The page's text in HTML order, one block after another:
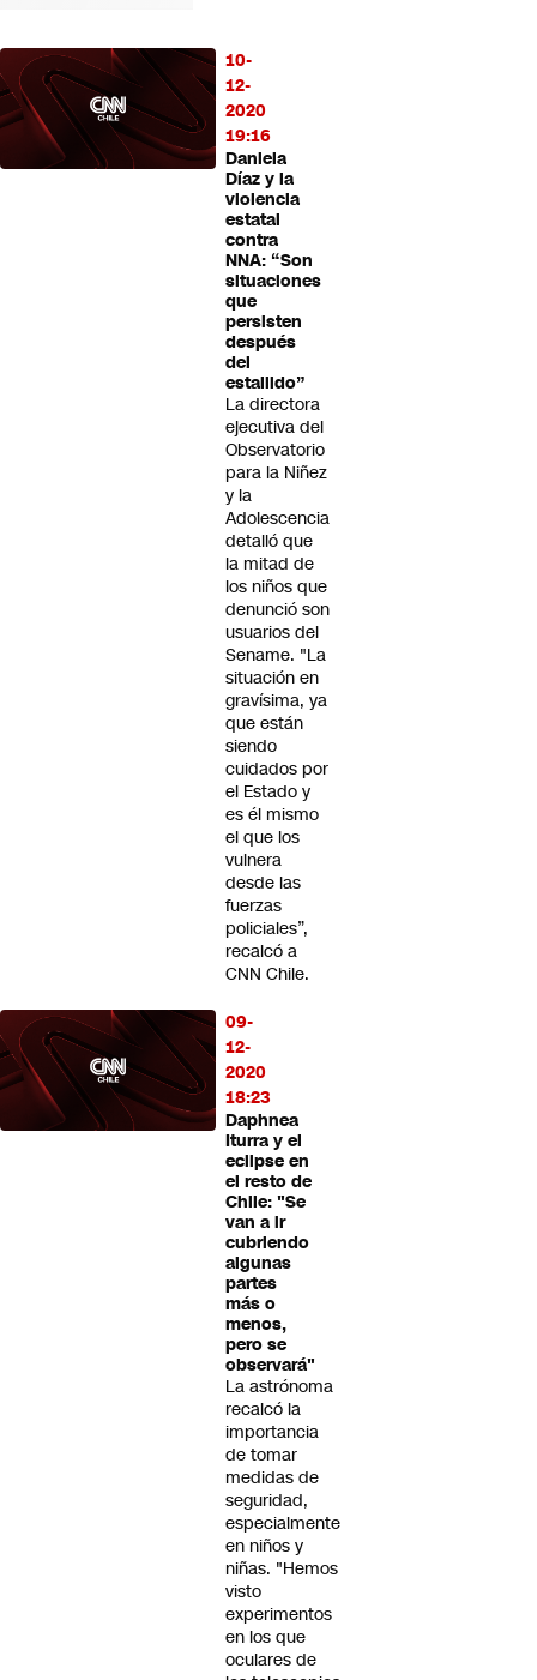
10-
12-
2020
19:16
Daniela
Díaz y la
violencia
estatal
contra
NNA: “Son
situaciones
que
persisten
después
del
estallido”
La directora
ejecutiva del
Observatorio
para la Niñez
y la
Adolescencia
detalló que
la mitad de
los niños que
denunció son
usuarios del
Sename. "La
situación en
gravísima, ya
que están
siendo
cuidados por
el Estado y
es él mismo
el que los
vulnera
desde las
fuerzas
policiales”,
recalcó a
CNN Chile.
09-
12-
2020
18:23
Daphnea
Iturra y el
eclipse en
el resto de
Chile: "Se
van a ir
cubriendo
algunas
partes
más o
menos,
pero se
observará"
La astrónoma
recalcó la
importancia
de tomar
medidas de
seguridad,
especialmente
en niños y
niñas. "Hemos
visto
experimentos
en los que
oculares de